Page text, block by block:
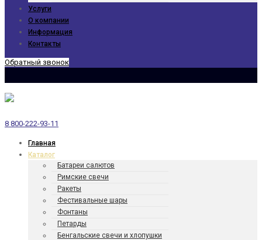
Услуги
О компании
Информация
Контакты
Обратный звонок
8 800-222-93-11
Главная
Каталог
Батареи салютов
Римские свечи
Ракеты
Фести­валь­ные шары
Фонтаны
Петарды
Бенгаль­ские свечи и хлопушки